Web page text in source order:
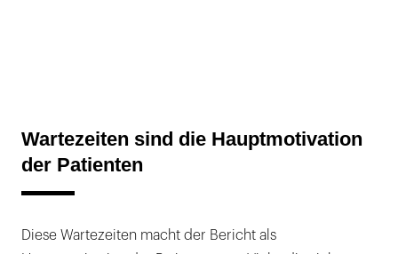
Wartezeiten sind die Hauptmotivation
der Patienten
Diese Wartezeiten macht der Bericht als